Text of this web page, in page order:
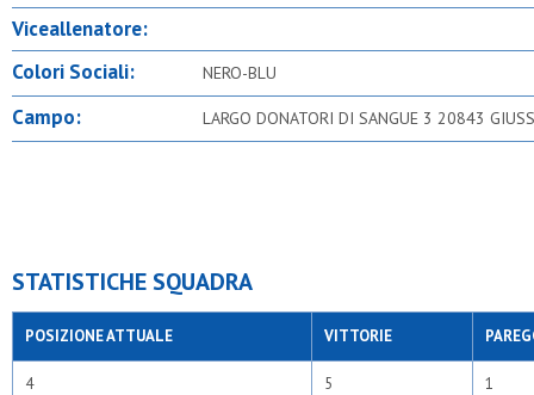
Viceallenatore:
Colori Sociali:
NERO-BLU
Campo: LARGO DONATORI DI SANGUE 3 20843
STATISTICHE SQUADRA
POSIZIONE ATTUALE VITTORIE
4 5 1